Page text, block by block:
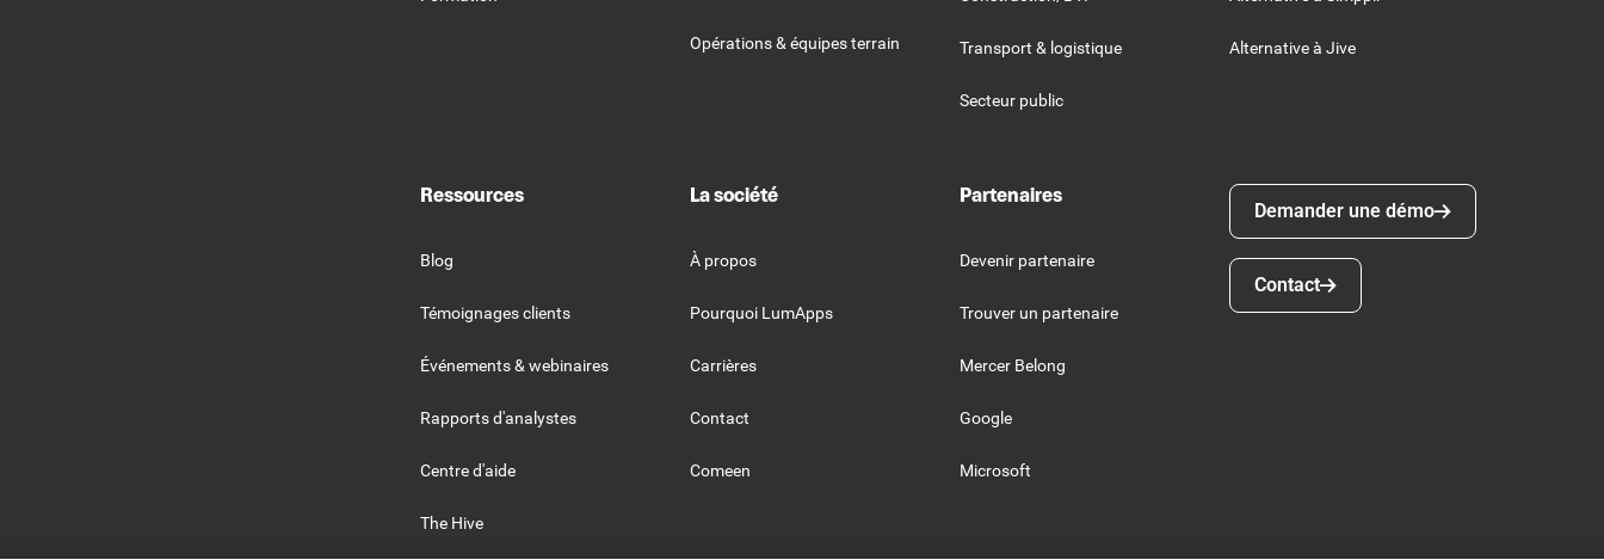
Opérations & équipes terrain Transport & logistique
Secteur public
Alternative à Jive
Ressources
Blog
Témoignages clients
Événements & webinaires
Rapports d'analystes
Centre d'aide
The Hive
La société
À propos
Pourquoi LumApps
Carrières
Contact
Comeen
Partenaires
Devenir partenaire
Trouver un partenaire
Mercer Belong
Google
Microsoft
Demander une démo
Demander une démo
Contact
Contact